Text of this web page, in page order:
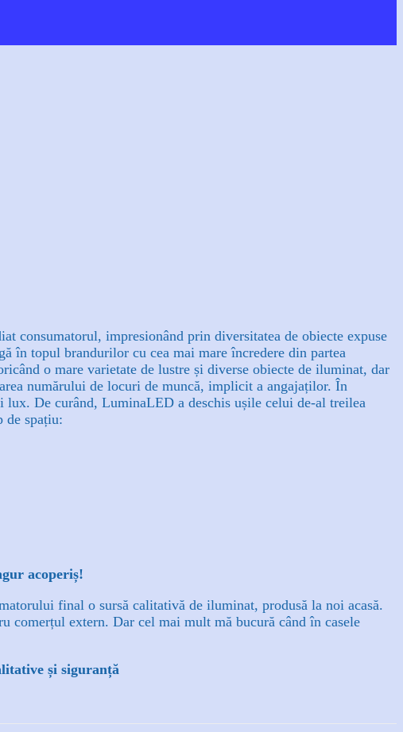
consumatorul, impresionând prin diversitatea de obiecte expuse
în topul brandurilor cu cea mai mare încredere din partea
o mare varietate de lustre și diverse obiecte de iluminat, dar
numărului de locuri de muncă, implicit a angajaților. În
De curând, LuminaLED a deschis ușile celui de-al treilea
de spațiu:
acoperiș!
final o sursă calitativă de iluminat, produsă la noi acasă.
comerțul extern. Dar cel mai mult mă bucură când în casele
și siguranță